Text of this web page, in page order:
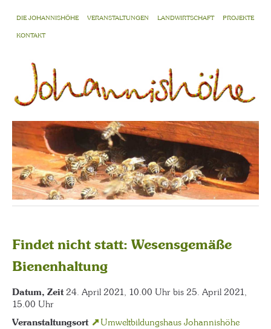
DIE JOHANNISHÖHE VERANSTALTUNGEN LANDWIRTSCHAFT PROJEKTE
KONTAKT
Findet nicht statt: Wesensgemäße
Bienenhaltung
Datum, Zeit24. April 2021, 10.00 Uhr bis 25. April 2021,
15.00 Uhr
Veranstaltungsort Umweltbildungshaus Johannishöhe